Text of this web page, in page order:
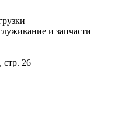
и запчасти
стр. 26